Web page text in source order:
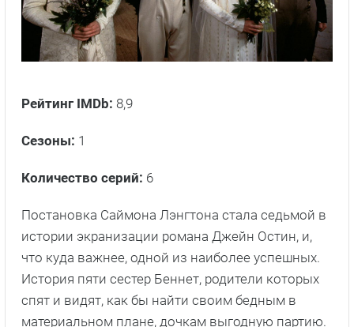
Рейтинг IMDb: 8,9
Сезоны: 1
Количество серий: 6
Постановка Саймона Лэнгтона стала седьмой в
истории экранизации романа Джейн Остин, и,
что куда важнее, одной из наиболее успешных.
История пяти сестер Беннет, родители которых
спят и видят, как бы найти своим бедным в
материальном плане, дочкам выгодную партию.